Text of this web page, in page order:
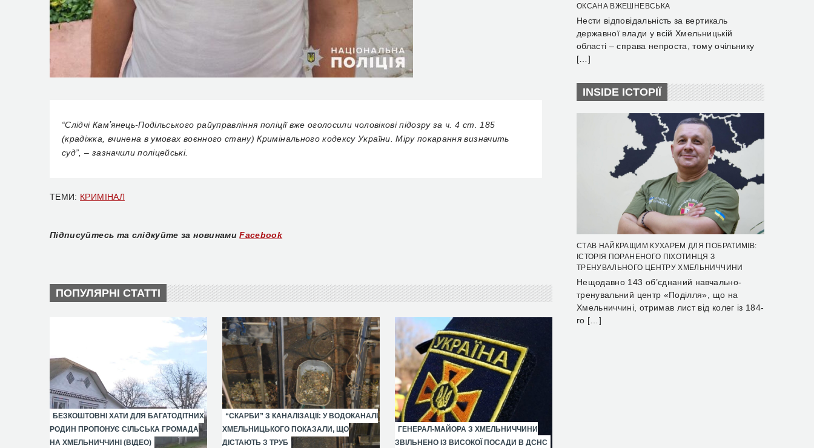
“Слідчі Камʼянець-Подільського райуправління поліції вже оголосили чоловікові підозру за ч. 4 ст. 185
(крадіжка, вчинена в умовах воєнного стану) Кримінального кодексу України. Міру покарання визначить
суд”, – зазначили поліцейські.
ТЕМИ: КРИМІНАЛ
Підписуйтесь та слідкуйте за новинами Facebook
ПОПУЛЯРНІ СТАТТІ
БЕЗКОШТОВНІ ХАТИ ДЛЯ БАГАТОДІТНИХ
РОДИН ПРОПОНУЄ СІЛЬСЬКА ГРОМАДА
НА ХМЕЛЬНИЧЧИНІ (ВІДЕО)
“СКАРБИ” З КАНАЛІЗАЦІЇ: У ВОДОКАНАЛІ
ХМЕЛЬНИЦЬКОГО ПОКАЗАЛИ, ЩО
ДІСТАЮТЬ З ТРУБ
ГЕНЕРАЛ-МАЙОРА З ХМЕЛЬНИЧЧИНИ
ЗВІЛЬНЕНО ІЗ ВИСОКОЇ ПОСАДИ В ДСНС
ОКСАНА ВЖЕШНЕВСЬКА
Нести відповідальність за вертикаль
державної влади у всій Хмельницькій
області – справа непроста, тому очільнику
[…]
INSIDE ІСТОРІЇ
СТАВ НАЙКРАЩИМ КУХАРЕМ ДЛЯ ПОБРАТИМІВ:
ІСТОРІЯ ПОРАНЕНОГО ПІХОТИНЦЯ З
ТРЕНУВАЛЬНОГО ЦЕНТРУ ХМЕЛЬНИЧЧИНИ
Нещодавно 143 об’єднаний навчально-
тренувальний центр «Поділля», що на
Хмельниччині, отримав лист від колег із 184-
го […]